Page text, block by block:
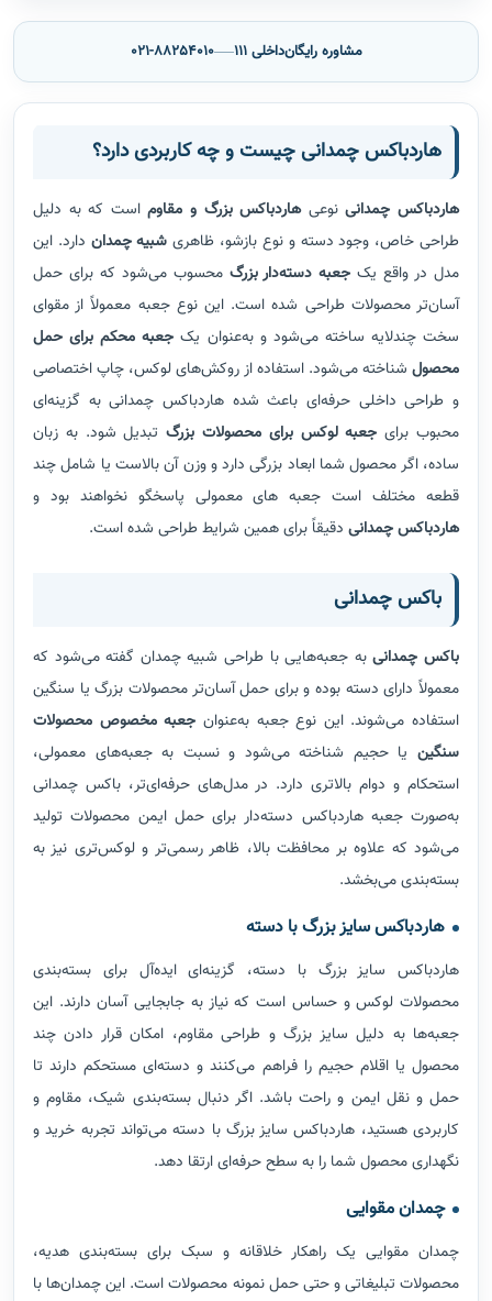
مشاوره رایگانداخلی 111 021-88254010
هاردباکس چمدانی چیست و چه کاربردی دارد؟
هاردباکس چمدانینوعیهاردباکس بزرگ و مقاوماست که به دلیل
طراحی خاص، وجود دسته و نوع بازشو، ظاهری شبیه چمدان دارد. این
مدل در واقع یک جعبه دسته‌دار بزرگ محسوب می‌شود که برای حمل
آسان‌تر محصولات طراحی شده است. این نوع جعبه معمولاً از مقوای
سخت چندلایه ساخته می‌شود و به‌عنوان یک جعبه محکم برای حمل
محصول شناخته می‌شود. استفاده از روکش‌های لوکس، چاپ اختصاصی
و طراحی داخلی حرفه‌ای باعث شده هاردباکس چمدانی به گزینه‌ای
محبوب برای جعبه لوکس برای محصولات بزرگتبدیل شود.به زبان
ساده، اگر محصول شما ابعاد بزرگی دارد و وزن آن بالاست یا شامل چند
قطعه مختلف است جعبه های معمولی پاسخگو نخواهند بود و
هاردباکس چمدانی دقیقاً برای همین شرایط طراحی شده است.
باکس چمدانی
باکس چمدانیبه جعبه‌هایی با طراحی شبیه چمدان گفته می‌شود که
معمولاً دارای دسته بوده و برای حمل آسان‌تر محصولات بزرگ یا سنگین
استفاده می‌شوند. این نوع جعبه به‌عنوان جعبه مخصوص محصولات
سنگین یا حجیم شناخته می‌شود و نسبت به جعبه‌های معمولی،
استحکام و دوام بالاتری دارد. در مدل‌های حرفه‌ای‌تر، باکس چمدانی
به‌صورت جعبه هاردباکس دسته‌دار برای حمل ایمن محصولات تولید
می‌شود که علاوه بر محافظت بالا، ظاهر رسمی‌تر و لوکس‌تری نیز به
بسته‌بندی می‌بخشد.
هاردباکس سایز بزرگ با دسته
هاردباکس سایز بزرگ با دسته، گزینه‌ای ایده‌آل برای بسته‌بندی
محصولات لوکس و حساس است که نیاز به جابجایی آسان دارند. این
جعبه‌ها به دلیل سایز بزرگ و طراحی مقاوم، امکان قرار دادن چند
محصول یا اقلام حجیم را فراهم می‌کنند و دسته‌ای مستحکم دارند تا
حمل و نقل ایمن و راحت باشد. اگر دنبال بسته‌بندی شیک، مقاوم و
کاربردی هستید، هاردباکس سایز بزرگ با دسته می‌تواند تجربه خرید و
نگهداری محصول شما را به سطح حرفه‌ای ارتقا دهد.
چمدان مقوایی
چمدان مقوایی یک راهکار خلاقانه و سبک برای بسته‌بندی هدیه،
محصولات تبلیغاتی و حتی حمل نمونه محصولات است. این چمدان‌ها با